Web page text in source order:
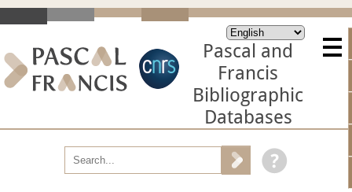
Pascal and
Francis
Bibliographic
Databases